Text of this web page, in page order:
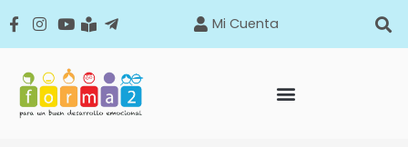
Mi Cuenta